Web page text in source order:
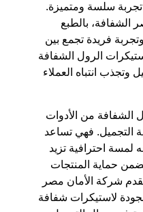
تجربة سلسة ومتميزة.
الشفافة، بالطبع
فريدة تجمع بين
الرول الشفافة
وتجذب انتباه العملاء
الشفافة من الأدوات
التجميل. فهي تساعد
لمسة احترافية تزيد
حماية المنتجات
تقدم شركة الأمان مصر
لاستيكرات شفافة